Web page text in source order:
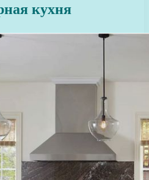
кухня